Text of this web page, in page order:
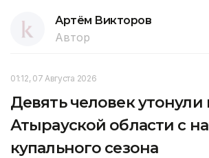
Артём Викторов
Автор
01:12, 07 Августа 2026
Девять человек утонули
Атырауской области с
купального сезона